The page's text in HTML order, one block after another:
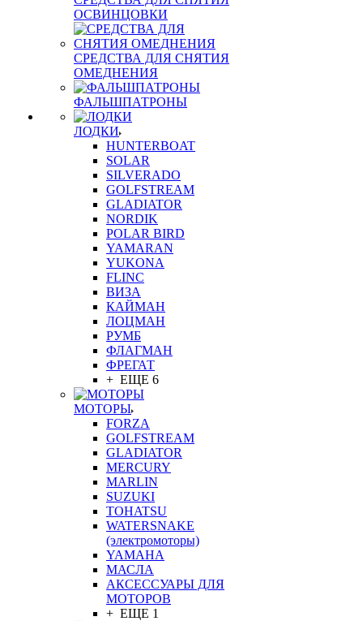
ОСВИНЦОВКИ
СРЕДСТВА ДЛЯ СНЯТИЯ
ОМЕДНЕНИЯ
ФАЛЬШПАТРОНЫ
ЛОДКИ
HUNTERBOAT
SOLAR
SILVERADO
GOLFSTREAM
GLADIATOR
NORDIK
POLAR BIRD
YAMARAN
YUKONA
FLINC
ВИЗА
КАЙМАН
ЛОЦМАН
РУМБ
ФЛАГМАН
ФРЕГАТ
+ ЕЩЕ 6
МОТОРЫ
FORZA
GOLFSTREAM
GLADIATOR
MERCURY
MARLIN
SUZUKI
TOHATSU
WATERSNAKE
(электромоторы)
YAMAHA
МАСЛА
АКСЕССУАРЫ ДЛЯ
МОТОРОВ
+ ЕЩЕ 1